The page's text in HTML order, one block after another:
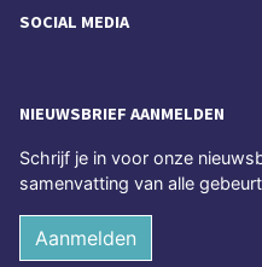
SOCIAL MEDIA
NIEUWSBRIEF AANMELDEN
Schrijf je in voor onze
samenvatting van alle
Aanmelden